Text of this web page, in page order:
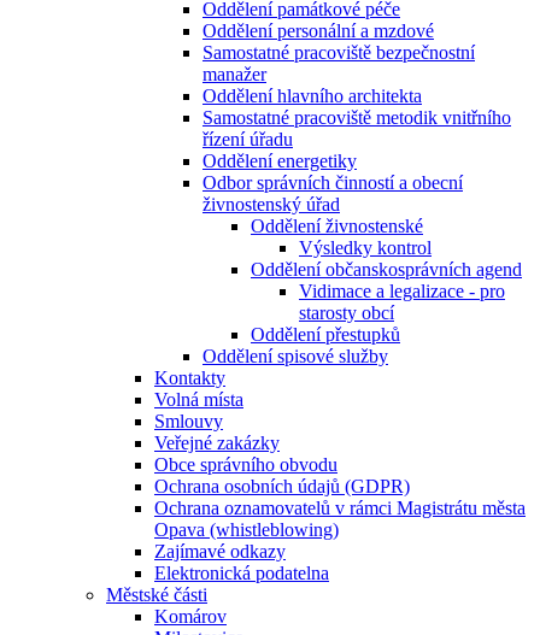
Oddělení památkové péče
Oddělení personální a mzdové
Samostatné pracoviště bezpečnostní
manažer
Oddělení hlavního architekta
Samostatné pracoviště metodik vnitřního
řízení úřadu
Oddělení energetiky
Odbor správních činností a obecní
živnostenský úřad
Oddělení živnostenské
Výsledky kontrol
Oddělení občanskosprávních agend
Vidimace a legalizace - pro
starosty obcí
Oddělení přestupků
Oddělení spisové služby
Kontakty
Volná místa
Smlouvy
Veřejné zakázky
Obce správního obvodu
Ochrana osobních údajů (GDPR)
Ochrana oznamovatelů v rámci Magistrátu města
Opava (whistleblowing)
Zajímavé odkazy
Elektronická podatelna
Městské části
Komárov